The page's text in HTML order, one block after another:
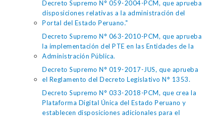
Decreto Supremo N° 059-2004-PCM, que aprueba
disposiciones relativas a la administración del
Portal del Estado Peruano."
Decreto Supremo N° 063-2010-PCM, que aprueba
la implementación del PTE en las Entidades de la
Administración Pública.
Decreto Supremo N° 019-2017-JUS, que aprueba
el Reglamento del Decreto Legislativo N° 1353.
Decreto Supremo N° 033-2018-PCM, que crea la
Plataforma Digital Única del Estado Peruano y
establecen disposiciones adicionales para el